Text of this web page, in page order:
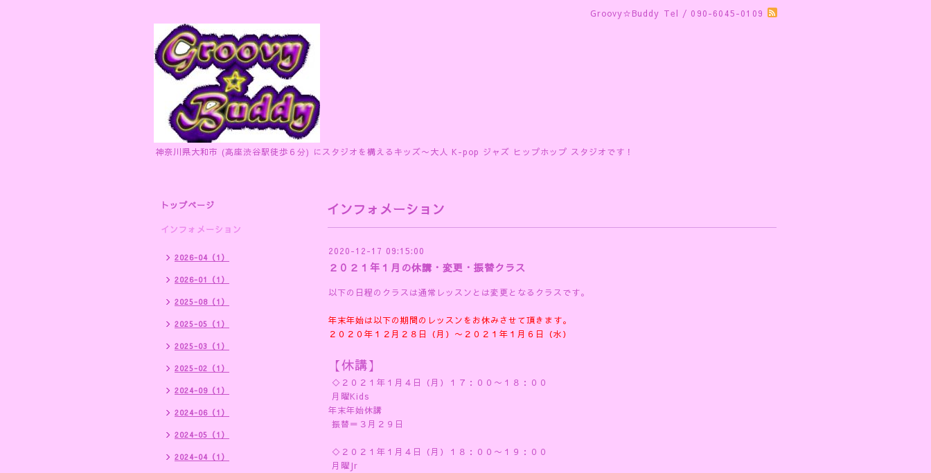
Groovy☆Buddy Tel / 090-6045-0109
神奈川県大和市 (高座渋谷駅徒歩６分) にスタジオを構えるキッズ〜大人 K-pop ジャズ ヒップホップ スタジオです！
インフォメーション
2020-12-17 09:15:00
２０２１年１月の休講・変更・振替クラス
以下の日程のクラスは通常レッスンとは変更となるクラスです。
年末年始は以下の期間のレッスンをお休みさせて頂きます。
２０２０年１２月２８日（月）〜２０２１年１月６日（水）
【休講】
◇２０２１年１月４日（月）１７：００〜１８：００
月曜Kids
年末年始休講
振替＝３月２９日
◇２０２１年１月４日（月）１８：００〜１９：００
月曜Jr
トップページ
インフォメーション
2026-04（1）
2026-01（1）
2025-08（1）
2025-05（1）
2025-03（1）
2025-02（1）
2024-09（1）
2024-06（1）
2024-05（1）
2024-04（1）